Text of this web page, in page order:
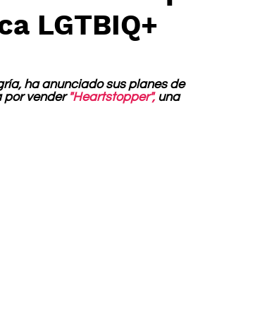
LGTBIQ+
ha anunciado sus planes de
por vender "Heartstopper", una